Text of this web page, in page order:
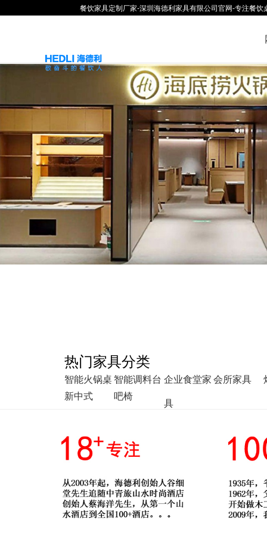
餐饮家具定制厂家-深圳海德利家具有限公司官网-专注餐饮
热门家具分类
智能火锅桌 智能调料台 企业食堂家
具
会所家具
新中式
吧椅